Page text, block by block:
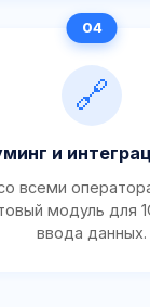
🔗
и
всеми
модуль для
ввода данных.